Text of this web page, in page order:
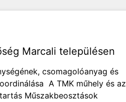
Marcali településen
csomagolóanyag és
A TMK műhely és az
Műszakbeosztások